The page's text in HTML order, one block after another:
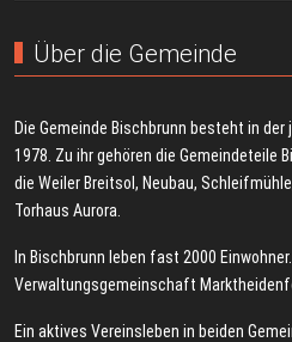
Über die Gemeinde
Die Gemeinde Bischbrunn besteht in
1978. Zu ihr gehören die Gemeindeteile
die Weiler Breitsol, Neubau,
Torhaus Aurora.
In Bischbrunn leben fast 2000
Verwaltungsgemeinschaft
Ein aktives Vereinsleben in beiden